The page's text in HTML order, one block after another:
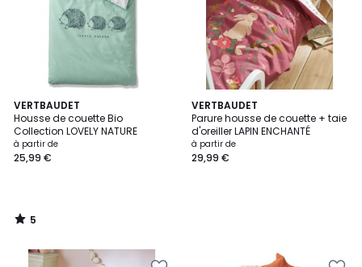
VERTBAUDET
Housse de couette Bio
Collection LOVELY NATURE
à partir de
25,99 €
5
/
5
5
/
VERTBAUDET
Parure housse de couette + taie
d'oreiller LAPIN ENCHANTÉ
à partir de
29,99 €